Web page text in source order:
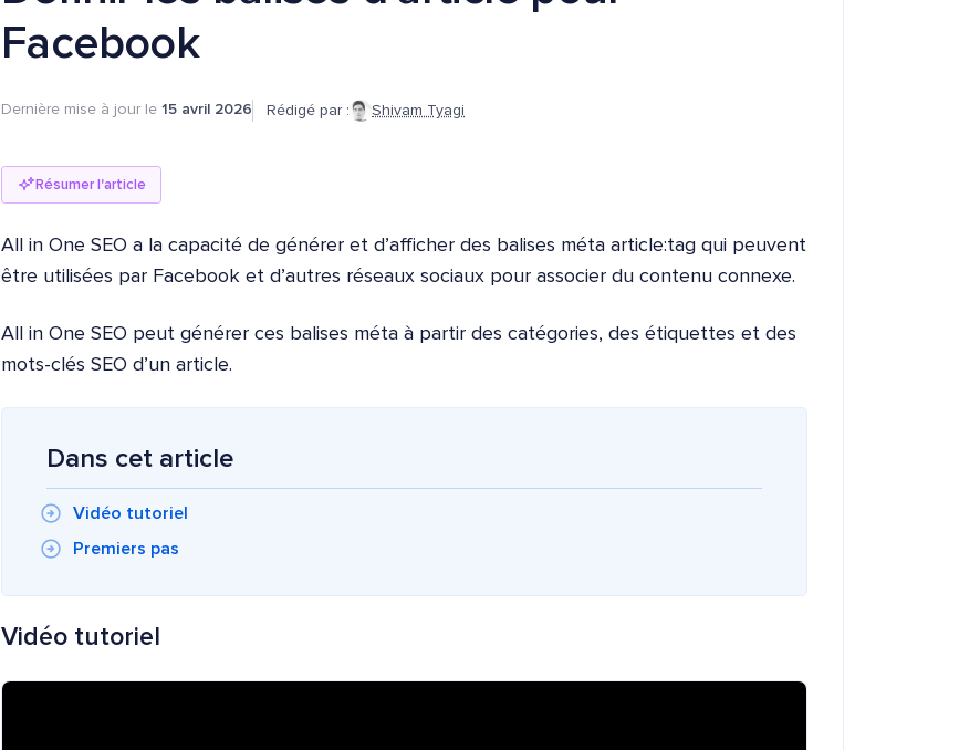
Facebook
Dernière mise à jour le 15 avril 2026 Rédigé par : Shivam Tyagi
Résumer l'article
All in One SEO a la capacité de générer et d’afficher des balises méta article:tag qui peuvent
être utilisées par Facebook et d’autres réseaux sociaux pour associer du contenu connexe.
All in One SEO peut générer ces balises méta à partir des catégories, des étiquettes et des
mots-clés SEO d’un article.
Dans cet article
Vidéo tutoriel
Premiers pas
Vidéo tutoriel